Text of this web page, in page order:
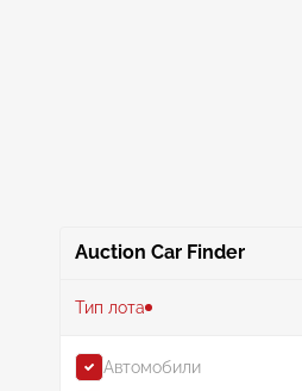
Auction Car Finder
Тип лота
Автомобили